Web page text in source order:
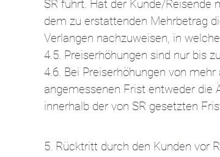
SR führt. Hat der Kunde/Reisende
dem zu erstattenden Mehrbetrag
Verlangen nachzuweisen, in
4.5. Preiserhöhungen sind nur bis
4.6. Bei Preiserhöhungen von
angemessenen Frist entweder die
innerhalb der von SR gesetzten
5. Rücktritt durch den Kunden vor